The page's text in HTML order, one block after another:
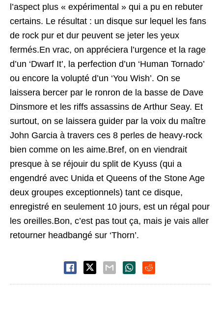
l’aspect plus « expérimental » qui a pu en rebuter
certains. Le résultat : un disque sur lequel les fans
de rock pur et dur peuvent se jeter les yeux
fermés.En vrac, on appréciera l’urgence et la rage
d’un ‘Dwarf It’, la perfection d’un ‘Human Tornado’
ou encore la volupté d’un ‘You Wish’. On se
laissera bercer par le ronron de la basse de Dave
Dinsmore et les riffs assassins de Arthur Seay. Et
surtout, on se laissera guider par la voix du maître
John Garcia à travers ces 8 perles de heavy-rock
bien comme on les aime.Bref, on en viendrait
presque à se réjouir du split de Kyuss (qui a
engendré avec Unida et Queens of the Stone Age
deux groupes exceptionnels) tant ce disque,
enregistré en seulement 10 jours, est un régal pour
les oreilles.Bon, c’est pas tout ça, mais je vais aller
retourner headbangé sur ‘Thorn’.